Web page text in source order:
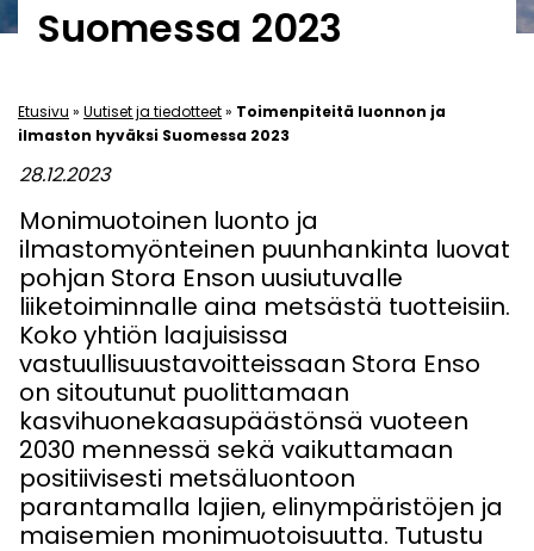
Suomessa 2023
Etusivu » Uutiset ja tiedotteet» Toimenpiteitä luonnon ja
ilmaston hyväksi Suomessa 2023
28.12.2023
Monimuotoinen luonto ja
ilmastomyönteinen puunhankinta luovat
pohjan Stora Enson uusiutuvalle
liiketoiminnalle aina metsästä tuotteisiin.
Koko yhtiön laajuisissa
vastuullisuustavoitteissaan Stora Enso
on sitoutunut puolittamaan
kasvihuonekaasupäästönsä vuoteen
2030 mennessä sekä vaikuttamaan
positiivisesti metsäluontoon
parantamalla lajien, elinympäristöjen ja
maisemien monimuotoisuutta. Tutustu